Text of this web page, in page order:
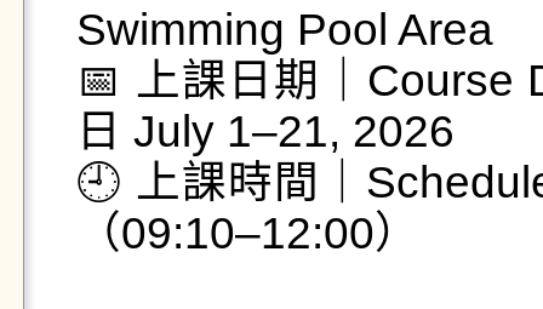
Swimming Pool Area
📅 上課日期｜Course
日 July 1–21, 2026
🕘 上課時間｜
（09:10–12:00）